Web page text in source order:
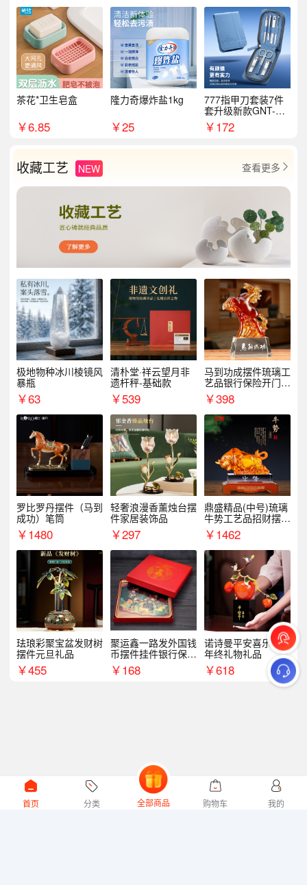
茶花*卫生皂盒
￥6.85
隆力奇爆炸盐1kg
￥25
777指甲刀套装7件
套升级新款GNT-PM
072
￥172
收藏工艺 NEW 查看更多 
极地物种冰川棱镜风
暴瓶
￥63
清朴堂·祥云望月非
遗杆秤-基础款
￥539
马到功成摆件琉璃工
艺品银行保险开门红
周年庆典伴手礼表彰
礼品
￥398
罗比罗丹摆件（马到
成功）笔筒
￥1480
轻奢浪漫香薰烛台摆
件家居装饰品
￥297
鼎盛精品(中号)琉璃
牛势工艺品招财摆件
银行企业商务上市礼
品
￥1462
珐琅彩聚宝盆发财树
摆件元旦礼品
￥455
聚运鑫一路发外国钱
币摆件挂件银行保险
商务礼
￥168
诺诗曼平安喜乐摆件
年终礼物礼品
￥618
首页 分类 全部商品 购物车 我的